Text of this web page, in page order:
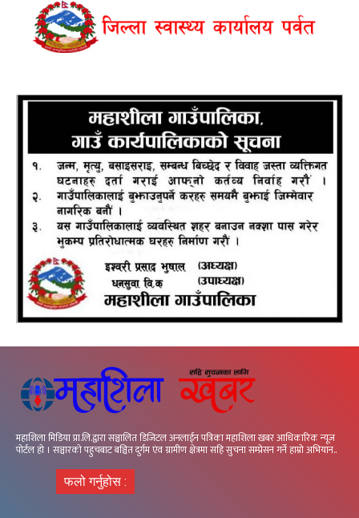
महाशिला मिडिया प्रा.लि.द्वारा सञ्चालित डिजिटल अनलाईन पत्रिका महाशिला खबर आधिकारिक न्यूज
पोर्टल हो । सञ्चारको पहुचबाट बञ्चित दुर्गम एंव ग्रामीण क्षेत्रमा सहि सुचना सम्प्रेसन गर्ने हाम्रो अभियान..
फलो गर्नुहोस :